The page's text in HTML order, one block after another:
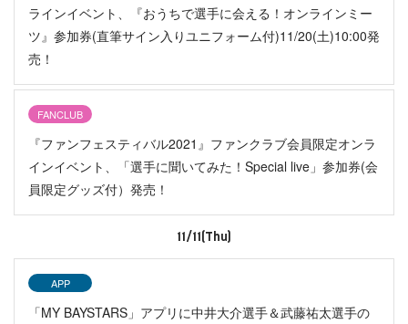
ラインイベント、『おうちで選手に会える！オンラインミー
ツ』参加券(直筆サイン入りユニフォーム付)11/20(土)10:00発
売！
FANCLUB
『ファンフェスティバル2021』ファンクラブ会員限定オンラ
インイベント、「選手に聞いてみた！Special live」参加券(会
員限定グッズ付）発売！
11/11(Thu)
APP
「MY BAYSTARS」アプリに中井大介選手＆武藤祐太選手の